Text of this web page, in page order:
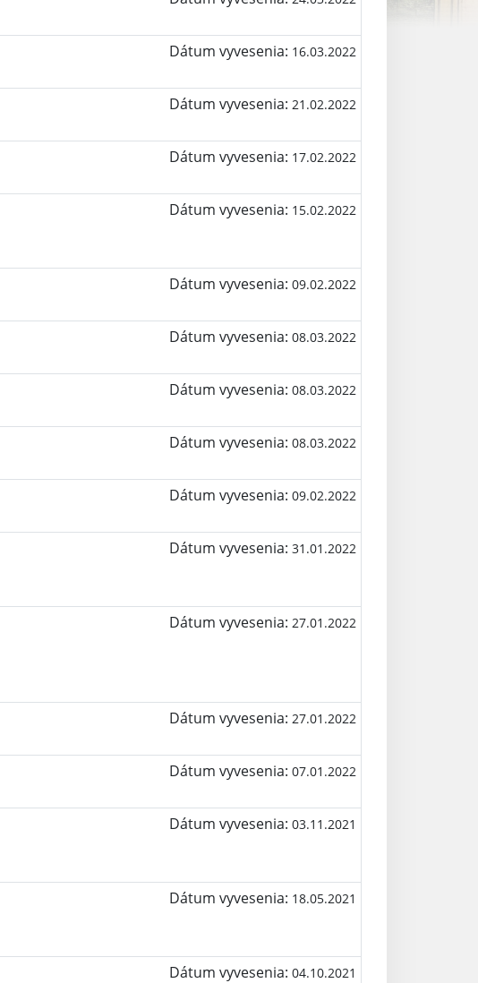
Dátum vyvesenia: 16.03.2022
Dátum vyvesenia: 21.02.2022
Dátum vyvesenia: 17.02.2022
Dátum vyvesenia: 15.02.2022
Dátum vyvesenia: 09.02.2022
Dátum vyvesenia: 08.03.2022
Dátum vyvesenia: 08.03.2022
Dátum vyvesenia: 08.03.2022
Dátum vyvesenia: 09.02.2022
Dátum vyvesenia: 31.01.2022
Dátum vyvesenia: 27.01.2022
Dátum vyvesenia: 27.01.2022
Dátum vyvesenia: 07.01.2022
Dátum vyvesenia: 03.11.2021
Dátum vyvesenia: 18.05.2021
Dátum vyvesenia: 04.10.2021